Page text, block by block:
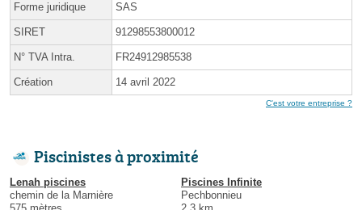
Forme juridique SAS
SIRET 91298553800012
N° TVA Intra. FR24912985538
Création 14 avril 2022
C'est votre entreprise ?
Piscinistes à proximité
Lenah piscines
chemin de la Marnière
Piscines Infinite
Pechbonnieu